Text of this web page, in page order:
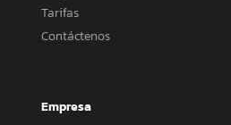
Tarifas
Contáctenos
Empresa